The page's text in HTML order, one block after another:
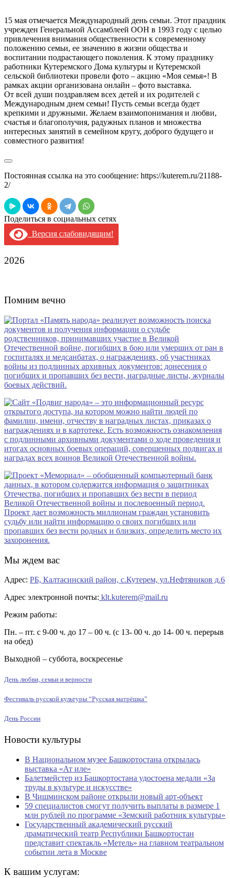
15 мая отмечается Международный день семьи. Этот праздник
учрежден Генеральной Ассамблеей ООН в 1993 году с целью
привлечения внимания общественности к современному
положению семьи, ее значению в жизни общества и
воспитании подрастающего поколения. К этому празднику
работники Кутеремского Дома культуры и Кутеремской
сельской библиотеки провели фото – акцию «Моя семья»! В
рамках акции организована онлайн – фото выставка.
От всей души поздравляем всех детей и их родителей с
Международным днем семьи! Пусть семьи всегда будет
крепкими и дружными. Желаем взаимопонимания и любви,
счастья и благополучия, радужных планов и множества
интересных занятий в семейном кругу, доброго будущего и
совместного развития!
Постоянная ссылка на это сообщение: https://kuterem.ru/21188-
2/
Поделиться в социальных сетях
Версия слабовидящим!
2026
Помним вечно
Мы ждем вас
Адрес: РБ, Калтасинский район, с.Кутерем, ул.Нефтяников д.6
Адрес электронной почты: klt.kuterem@mail.ru
Режим работы:
Пн. – пт. с 9-00 ч. до 17 – 00 ч. (с 13- 00 ч. до 14- 00 ч. перерыв
на обед)
Выходной – суббота, воскресенье
День любви, семьи и верности
Фестиваль русской культуры “Русская матрёшка”
День России
Новости культуры
В Национальном музее Башкортостана открылась
выставка «Ат иле»
Балетмейстер из Башкортостана удостоена медали «За
труды в культуре и искусстве»
В Чишминском районе открыли новый арт-объект
59 специалистов смогут получить выплаты в размере 1
млн рублей по программе «Земский работник культуры»
Государственный академический русский
драматический театр Республики Башкортостан
представит спектакль «Метель» на главном театральном
событии лета в Москве
К вашим услугам: